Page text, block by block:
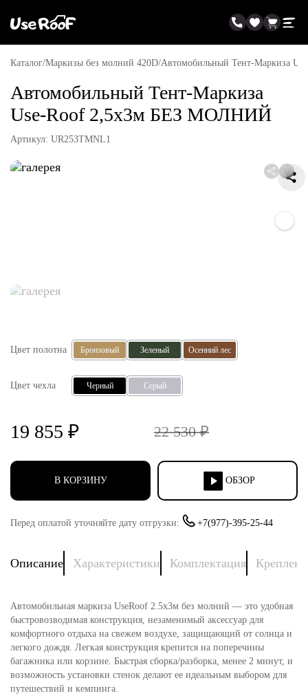
Каталог Маркизы без молний 420D Автомобильный Тент-Маркиза
Автомобильный Тент-Маркиза
Use-Roof 2,5х3м БЕЗ МОЛНИЙ
Артикул: UR253TMNL1
Цвет полотна Бронзовый Зеленый Осенний лес
Цвет чехла Черный Серый
19 855 ₽ 22 530₽
В КОРЗИНУ ОБЗОР
Перед оплатой уточняйте дату отгрузки: +7(977)-395-25-44
Описание Характеристики Комплектация
Автомобильная маркиза UseRoof 2.5х3м без молний — это удобная
быстровозводимая конструкция, незаменимый аксессуар для
комфортного отдыха на свежем воздухе, защищающий от солнца и
легкого дождя. Легкая конструкция крепится на поперечины
багажника или корзине. Быстрая сборка/разборка, менее 2 минут, и
возможность установки стенок делают ее идеальным выбором для
путешествий и кемпинга.